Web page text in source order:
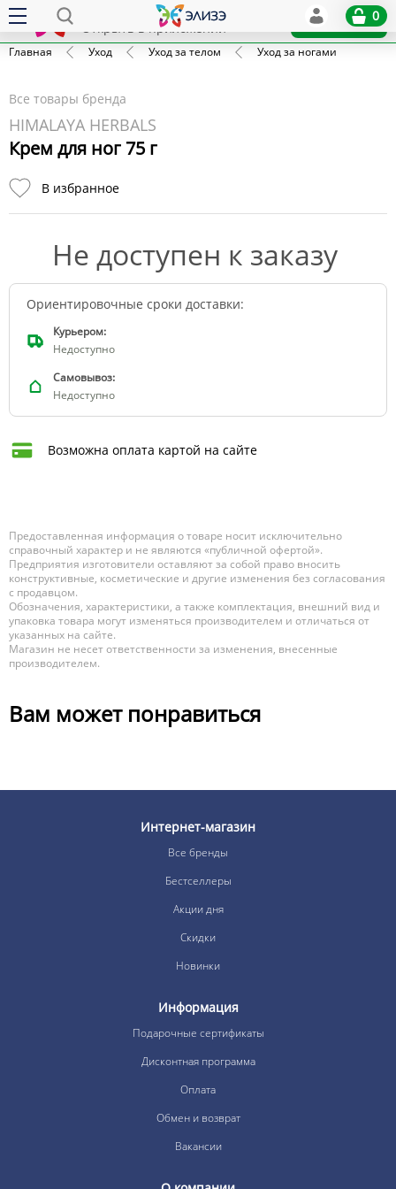
x
Открыть в приложении
Установить
0
Главная Уход Уход за телом Уход за ногами
Все товары бренда
HIMALAYA HERBALS
Крем для ног 75 г
В избранное
Не доступен к заказу
Ориентировочные сроки доставки:
Курьером:
Недоступно
Самовывоз:
Недоступно
Возможна оплата картой на сайте
Предоставленная информация о товаре носит исключительно
справочный характер и не являются «публичной офертой».
Предприятия изготовители оставляют за собой право вносить
конструктивные, косметические и другие изменения без согласования
с продавцом.
Обозначения, характеристики, а также комплектация, внешний вид и
упаковка товара могут изменяться производителем и отличаться от
указанных на сайте.
Магазин не несет ответственности за изменения, внесенные
производителем.
Вам может понравиться
Интернет-магазин
Все бренды
Бестселлеры
Акции дня
Скидки
Новинки
Информация
Подарочные сертификаты
Дисконтная программа
Оплата
Обмен и возврат
Вакансии